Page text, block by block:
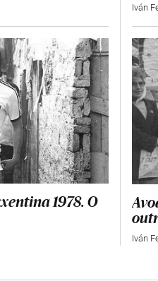
Iván
1978. O
Iván